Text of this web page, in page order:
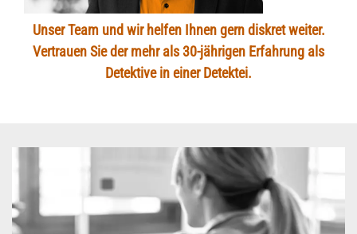
Unser Team und wir helfen Ihnen gern diskret weiter.
Vertrauen Sie der mehr als 30-jährigen Erfahrung als
Detektive in einer Detektei.